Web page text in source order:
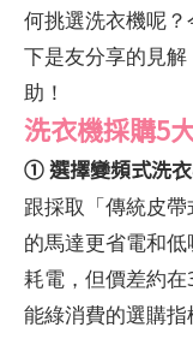
何挑選洗衣機呢
下是友分享的見
助！
洗衣機採購5
① 選擇變頻式洗
跟採取「傳統皮
的馬達更省電和
耗電，但價差約
能綠消費的選購